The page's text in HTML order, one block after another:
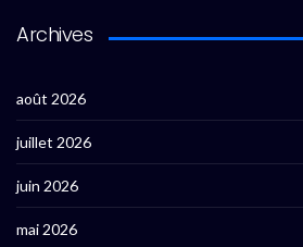
Archives
août 2026
juillet 2026
juin 2026
mai 2026